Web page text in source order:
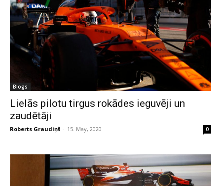
Blogs
Lielās pilotu tirgus rokādes ieguvēji un
zaudētāji
Roberts Graudiņš - 15. May, 2020 0